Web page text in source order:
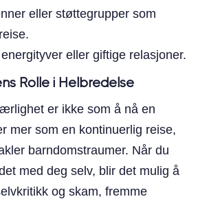
eller støttegrupper som
eller giftige relasjoner.
Rolle i Helbredelse
er ikke som å nå en
mer som en kontinuerlig reise,
barndomstraumer. Når du
med deg selv, blir det mulig å
og skam, fremme